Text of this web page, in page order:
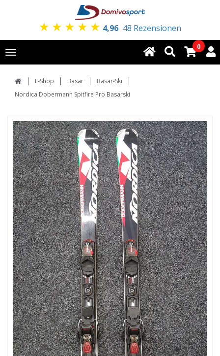
★ ★ ★ ★ ★ 4,96 48 Rezensionen
Toggle
navigation
0
E-Shop Basar
Basar-Ski
Nordica Dobermann Spitfire Pro Basarski